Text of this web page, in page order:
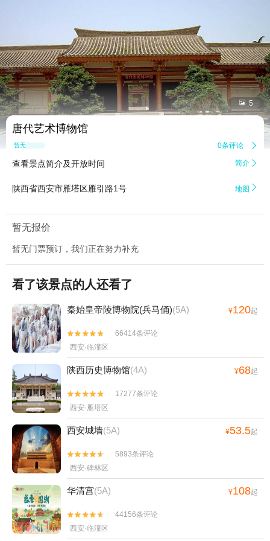
 5
唐代艺术博物馆
暂无点评 0条评论 
查看景点简介及开放时间 简介 
陕西省西安市雁塔区雁引路1号 地图 
暂无报价
暂无门票预订，我们正在努力补充
看了该景点的人还看了
秦始皇帝陵博物院(兵马俑)(5A) ¥120起


66414条评论
西安·临潼区
陕西历史博物馆(4A) ¥68起


17277条评论
西安·雁塔区
西安城墙(5A) ¥53.5起


5893条评论
西安·碑林区
华清宫(5A) ¥108起


44156条评论
西安·临潼区